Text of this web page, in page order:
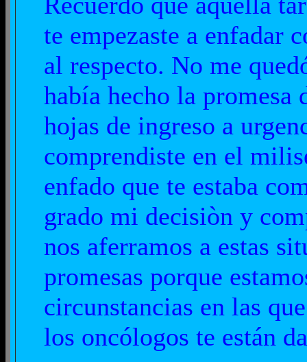
te empezaste a enfadar
al respecto. No me
había hecho la promesa
hojas de ingreso a
comprendiste en el
enfado que te estaba
grado mi decisiòn y
nos aferramos a estas
promesas porque
circunstancias en las
los oncólogos te están